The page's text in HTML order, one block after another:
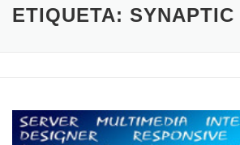
INICIO SOY RAÚL SERVICIOS
ETIQUETA: SYNAPTIC